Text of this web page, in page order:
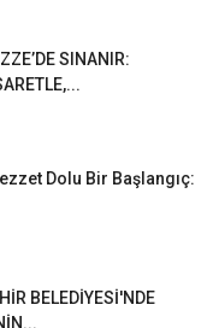
SINANIR:
Dolu Bir Başlangıç:
BELEDİYESİ'NDE